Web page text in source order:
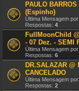
PAULO
(Espinho)
Última Mensagem por
Respostas: 4
FullMoonChild
- 07 Dez. - SEMI
Última Mensagem por
Respostas: 6
DR.SALAZAR @
CANCELADO
Última Mensagem por
Respostas: 2